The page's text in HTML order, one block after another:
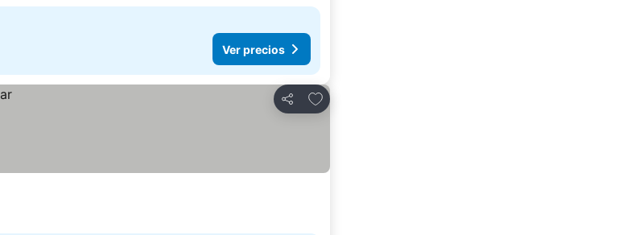
Ver precios
Compartir
Agregar a favoritos